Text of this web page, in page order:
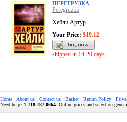
ПЕРЕГРУЗКА
Peregruzka
Хейли Артур
Your Price: $19.12
shipped in 14-20 days
Home About us Contact us Basket Return Policy
Need help? 1-718-787-0664 . Online prices and selection